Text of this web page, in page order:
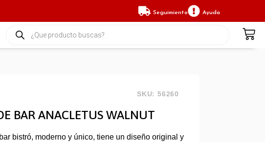
Seguimiento Ayuda
SKU: 56260
BAR ANACLETUS WALNUT
bistró, moderno y único, tiene un diseño original y